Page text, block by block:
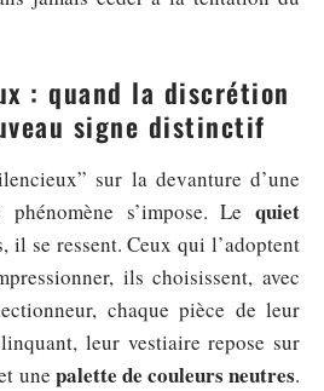
: quand la discrétion
signe distinctif
sur la devanture d’une
s’impose. Le quiet
il se ressent. Ceux qui l’adoptent
ils choisissent, avec
chaque pièce de leur
leur vestiaire repose sur
une palette de couleurs neutres.